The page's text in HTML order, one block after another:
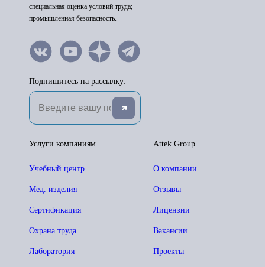
специальная оценка условий труда;
промышленная безопасность.
Подпишитесь на рассылку:
Attek Group
О компании
Отзывы
Лицензии
Вакансии
Проекты
Услуги компаниям
Учебный центр
Мед. изделия
Сертификация
Охрана труда
Лаборатория